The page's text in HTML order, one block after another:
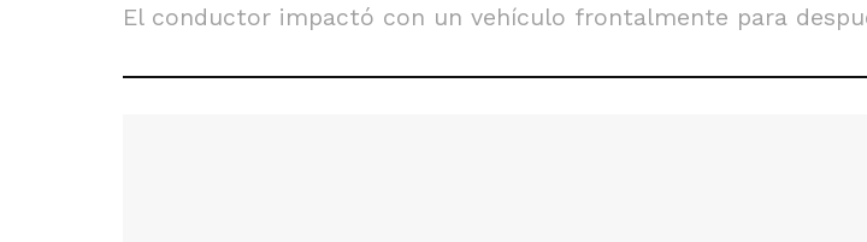
El conductor impactó con un vehículo frontalmente para